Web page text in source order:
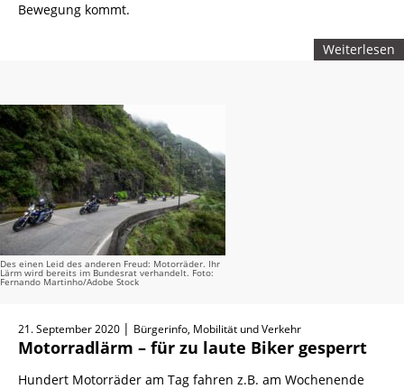
Bewegung kommt.
Weiterlesen
Des einen Leid des anderen Freud: Motorräder. Ihr
Lärm wird bereits im Bundesrat verhandelt. Foto:
Fernando Martinho/Adobe Stock
21. September 2020 | Bürgerinfo, Mobilität und Verkehr
Motorradlärm – für zu laute Biker gesperrt
Hundert Motorräder am Tag fahren z.B. am Wochenende